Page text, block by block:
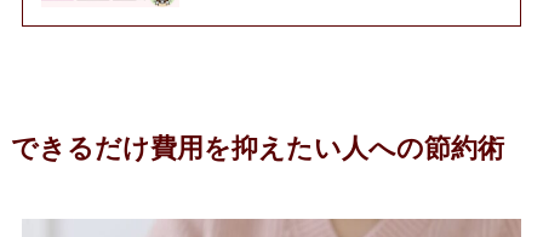
できるだけ費用を抑えたい人への節約術